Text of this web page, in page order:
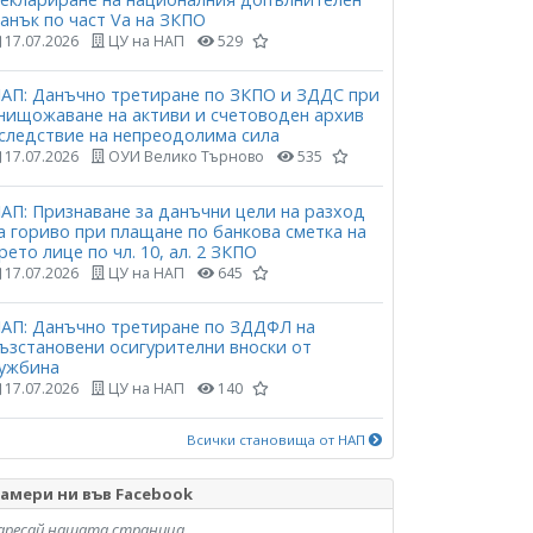
по част Vа на ЗКПО
17.07.2026 ЦУ на НАП 529
Данъчно третиране по ЗКПО и ЗДДС при
на активи и счетоводен архив
на непреодолима сила
17.07.2026 ОУИ Велико Търново 535
Признаване за данъчни цели на разход
гориво при плащане по банкова сметка на
лице по чл. 10, ал. 2 ЗКПО
17.07.2026 ЦУ на НАП 645
Данъчно третиране по ЗДДФЛ на
осигурителни вноски от
17.07.2026 ЦУ на НАП 140
Всички становища от НАП
ни във Facebook